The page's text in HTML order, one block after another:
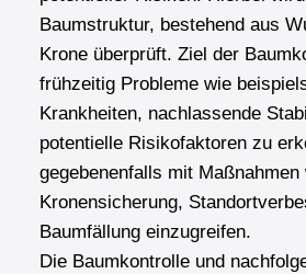
Baumstruktur, bestehend aus
Krone überprüft. Ziel der
frühzeitig Probleme wie
Krankheiten, nachlassende
potentielle Risikofaktoren zu
gegebenenfalls mit Maßnahmen
Kronensicherung,
Baumfällung einzugreifen.
Die Baumkontrolle und